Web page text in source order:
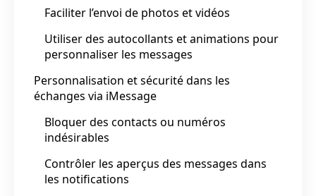
Faciliter l’envoi de photos et vidéos
Utiliser des autocollants et animations pour
personnaliser les messages
Personnalisation et sécurité dans les
échanges via iMessage
Bloquer des contacts ou numéros
indésirables
Contrôler les aperçus des messages dans
les notifications